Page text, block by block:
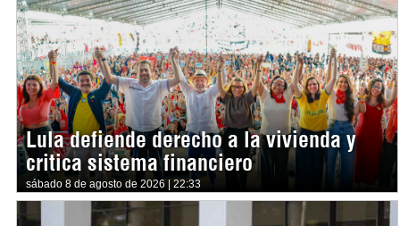
Lula defiende derecho a la vivienda y
critica sistema financiero
sábado 8 de agosto de 2026 | 22:33